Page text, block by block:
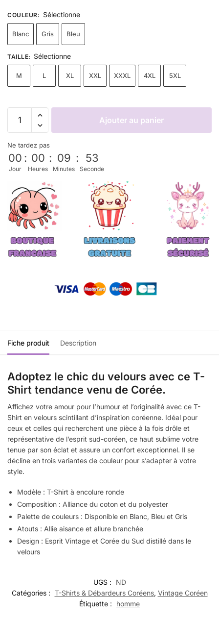
COULEUR: Sélectionne
Blanc Gris Bleu
TAILLE: Sélectionne
M L XL XXL XXXL 4XL 5XL
Ajouter au panier
Ne tardez pas
00
Jour
: 00
Heures
: 09
Minutes
: 52
Seconde
Fiche produit Description
Adoptez le chic du velours avec ce T-
Shirt tendance venu de Corée.
Affichez votre amour pour l’humour et l’originalité avec ce T-
Shirt en velours scintillant d’inspiration coréenne. Idéal pour
ceux et celles qui recherchent une pièce à la fois drôle et
représentative de l’esprit sud-coréen, ce haut sublime votre
tenue par son éclat et assure un confort exceptionnel. Il se
décline en trois variantes de couleur pour s’adapter à votre
style.
Modèle : T-Shirt à encolure ronde
Composition : Alliance du coton et du polyester
Palette de couleurs : Disponible en Blanc, Bleu et Gris
Atouts : Allie aisance et allure branchée
Design : Esprit Vintage et Corée du Sud distillé dans le
velours
UGS :
ND
Catégories : T-Shirts & Débardeurs Coréens, Vintage Coréen
Étiquette :
homme